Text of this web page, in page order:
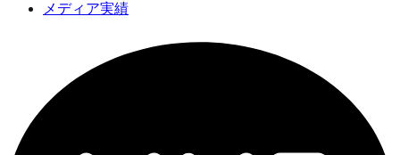
メディア実績